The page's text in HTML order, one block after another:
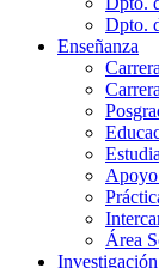
Dpto.
Enseñanza
Apoyo
Área
Investigación